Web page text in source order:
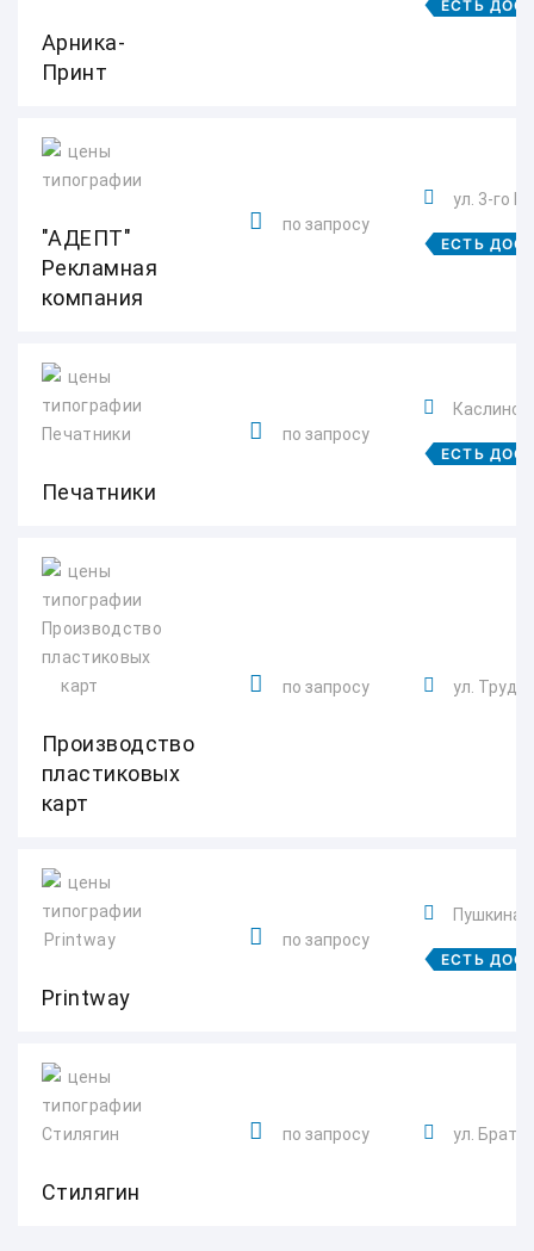
Арника-
Принт
ЕСТЬ
"АДЕПТ"
Рекламная
компания
по запросу
ул. 3-го
ЕСТЬ
Печатники
по запросу
ЕСТЬ
Производство
пластиковых
карт
по запросу ул.
‎Printway
по запросу
Пушкина
ЕСТЬ
Стилягин
по запросу ул.